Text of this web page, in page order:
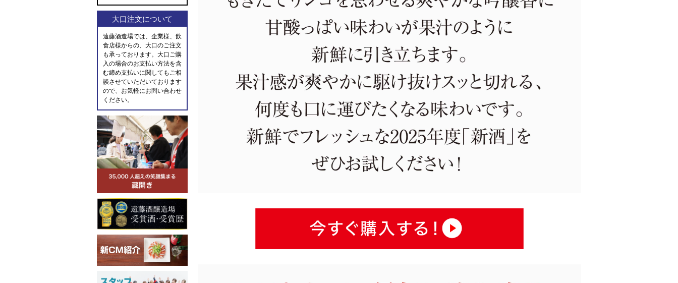
大口注文について
遠藤酒造場では、企業様、飲
食店様からの、大口のご注文
も承っております。大口ご購
入の場合のお支払い方法を含
む締め支払いに関してもご相
談させていただいております
ので、お気軽にお問い合わせ
ください。